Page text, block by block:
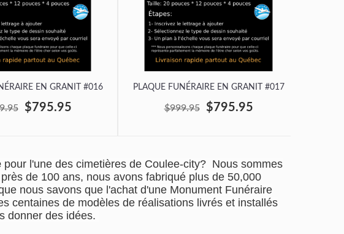
EN GRANIT #016
$795.95
PLAQUE FUNÉRAIRE EN GRANIT #017
$999.95 $795.95
pour l'une des cimetières de Coulee-city? Nous sommes
de 100 ans, nous avons fabriqué plus de 50,000
nous savons que l'achat d'une Monument Funéraire
centaines de modèles de réalisations livrés et installés
donner des idées.